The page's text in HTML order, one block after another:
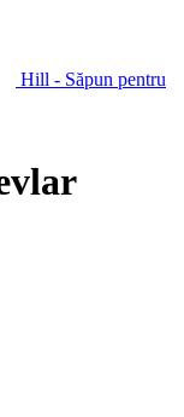
Hill - Săpun pentru